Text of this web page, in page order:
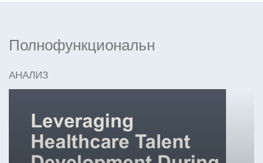
Полнофункциональн
АНАЛИЗ